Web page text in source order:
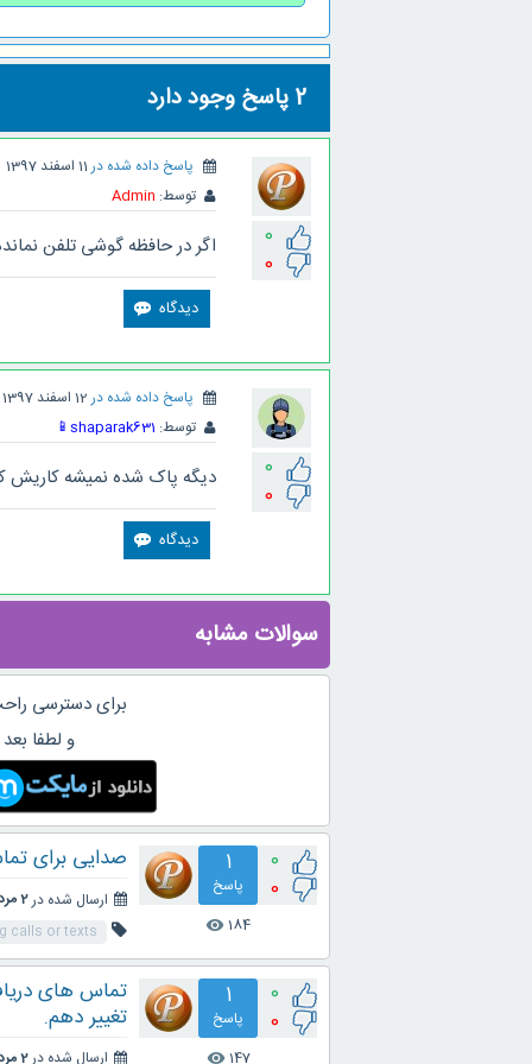
2پاسخ وجود دارد
0
0
پاسخ داده شده در 11 اسفند 1397
توسط: Admin
اگر در حافظه گوشی تلفن
0
0
پاسخ داده شده در 12 اسفند 1397
توسط: shaparak631
📱
دیگه پاک شده نمیشه کاریش
سوالات مشابه
برای دسترسی
و لطفا
0
0
1
پاسخ
184
visibility
صدایی برای
ارسال شده در2 مرداد 1402
calls or texts
0
0
1
پاسخ
147
visibility
تماس های
تغییر دهم.
ارسال شده در2 مرداد 1402